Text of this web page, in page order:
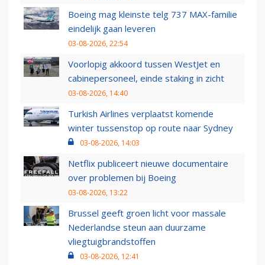
Boeing mag kleinste telg 737 MAX-familie
eindelijk gaan leveren
03-08-2026, 22:54
Voorlopig akkoord tussen WestJet en
cabinepersoneel, einde staking in zicht
03-08-2026, 14:40
Turkish Airlines verplaatst komende
winter tussenstop op route naar Sydney
03-08-2026, 14:03
Netflix publiceert nieuwe documentaire
over problemen bij Boeing
03-08-2026, 13:22
Brussel geeft groen licht voor massale
Nederlandse steun aan duurzame
vliegtuigbrandstoffen
03-08-2026, 12:41